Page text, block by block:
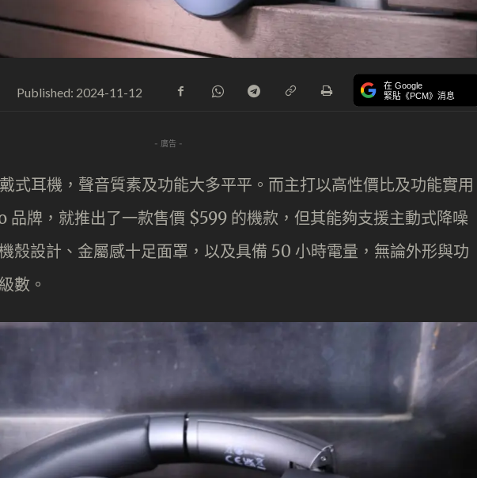
Published: 2024-11-12 在 Google
緊貼《PCM》消息
- 廣告 -
式耳機，聲音質素及功能大多平平。而主打以高性價比及功能實用
品牌，就推出了一款售價 $599 的機款，但其能夠支援主動式降噪
殼設計、金屬感十足面罩，以及具備 50 小時電量，無論外形與功
數。